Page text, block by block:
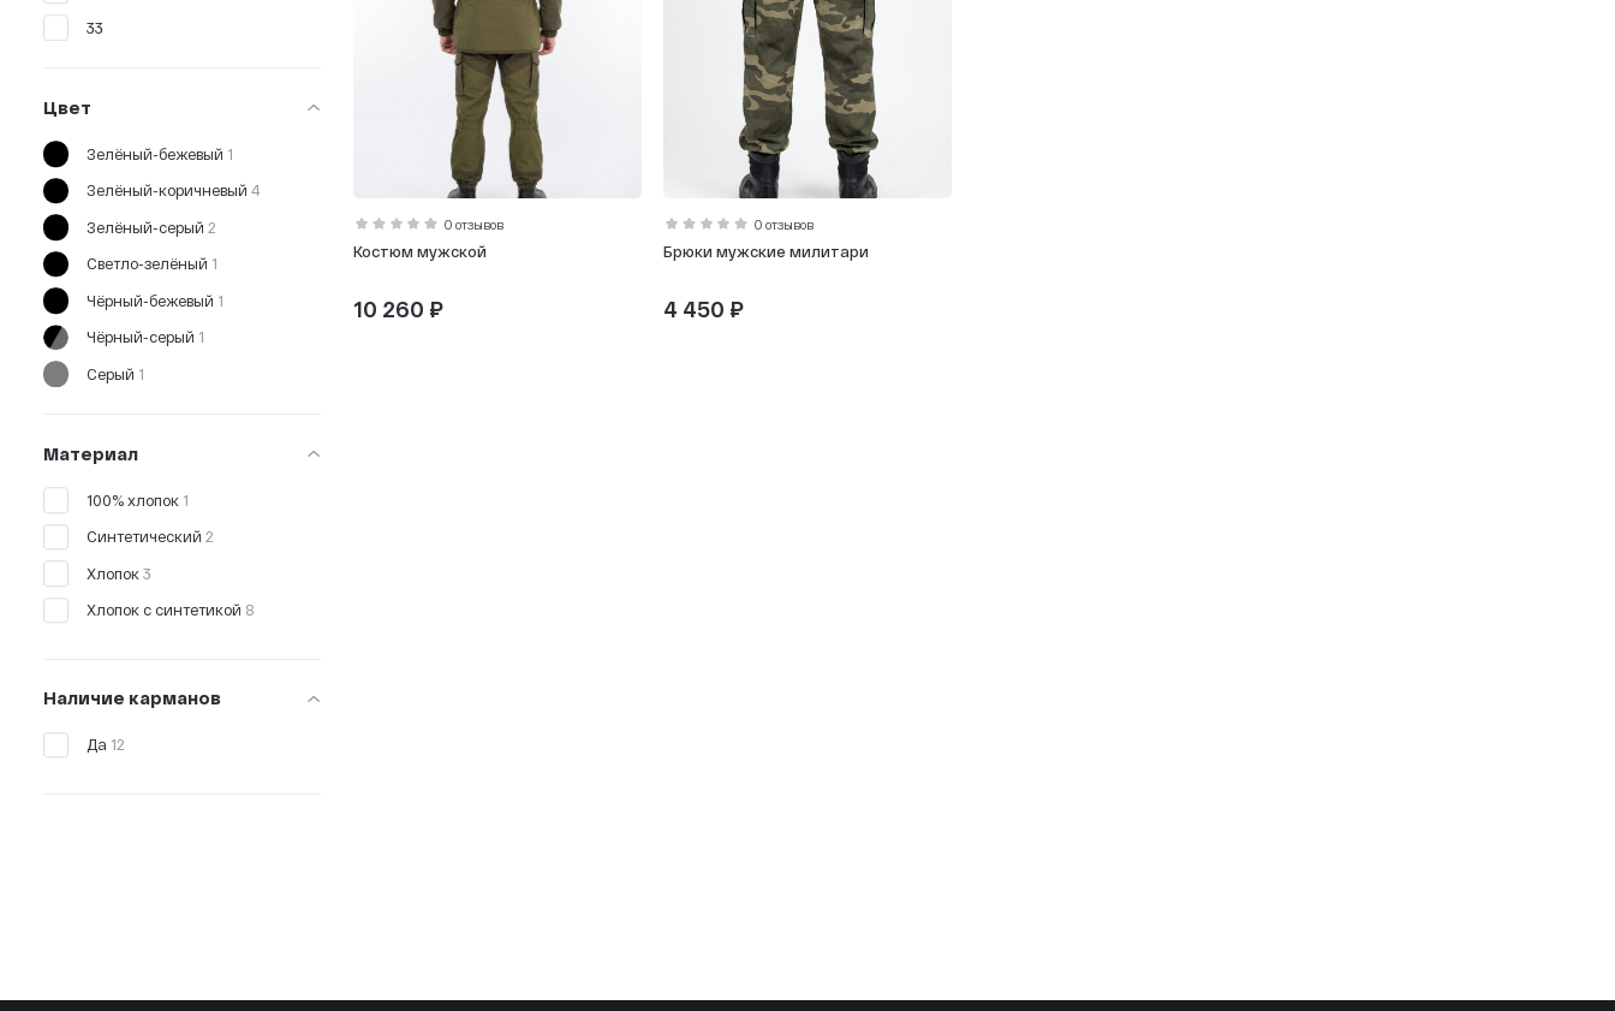
33
35
М
L
XL
2XL
3XL
Цвет
Зелёный-бежевый 1
Зелёный-коричневый 4
Зелёный-серый 2
Светло-зелёный 1
Чёрный-бежевый 1
Чёрный-серый 1
Серый 1
Зелёный
Материал
100% хлопок 1
Синтетический 2
Хлопок 3
Хлопок с синтетикой 8
Наличие карманов
Да 12
0 отзывов
Костюм мужской
10 260 ₽
0 отзывов
Брюки мужские милитари
4 450 ₽